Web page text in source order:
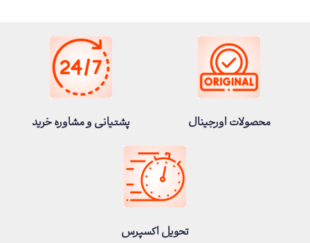
محصولات اورجینال پشتیانی و مشاوره خرید
تحویل اکسپرس